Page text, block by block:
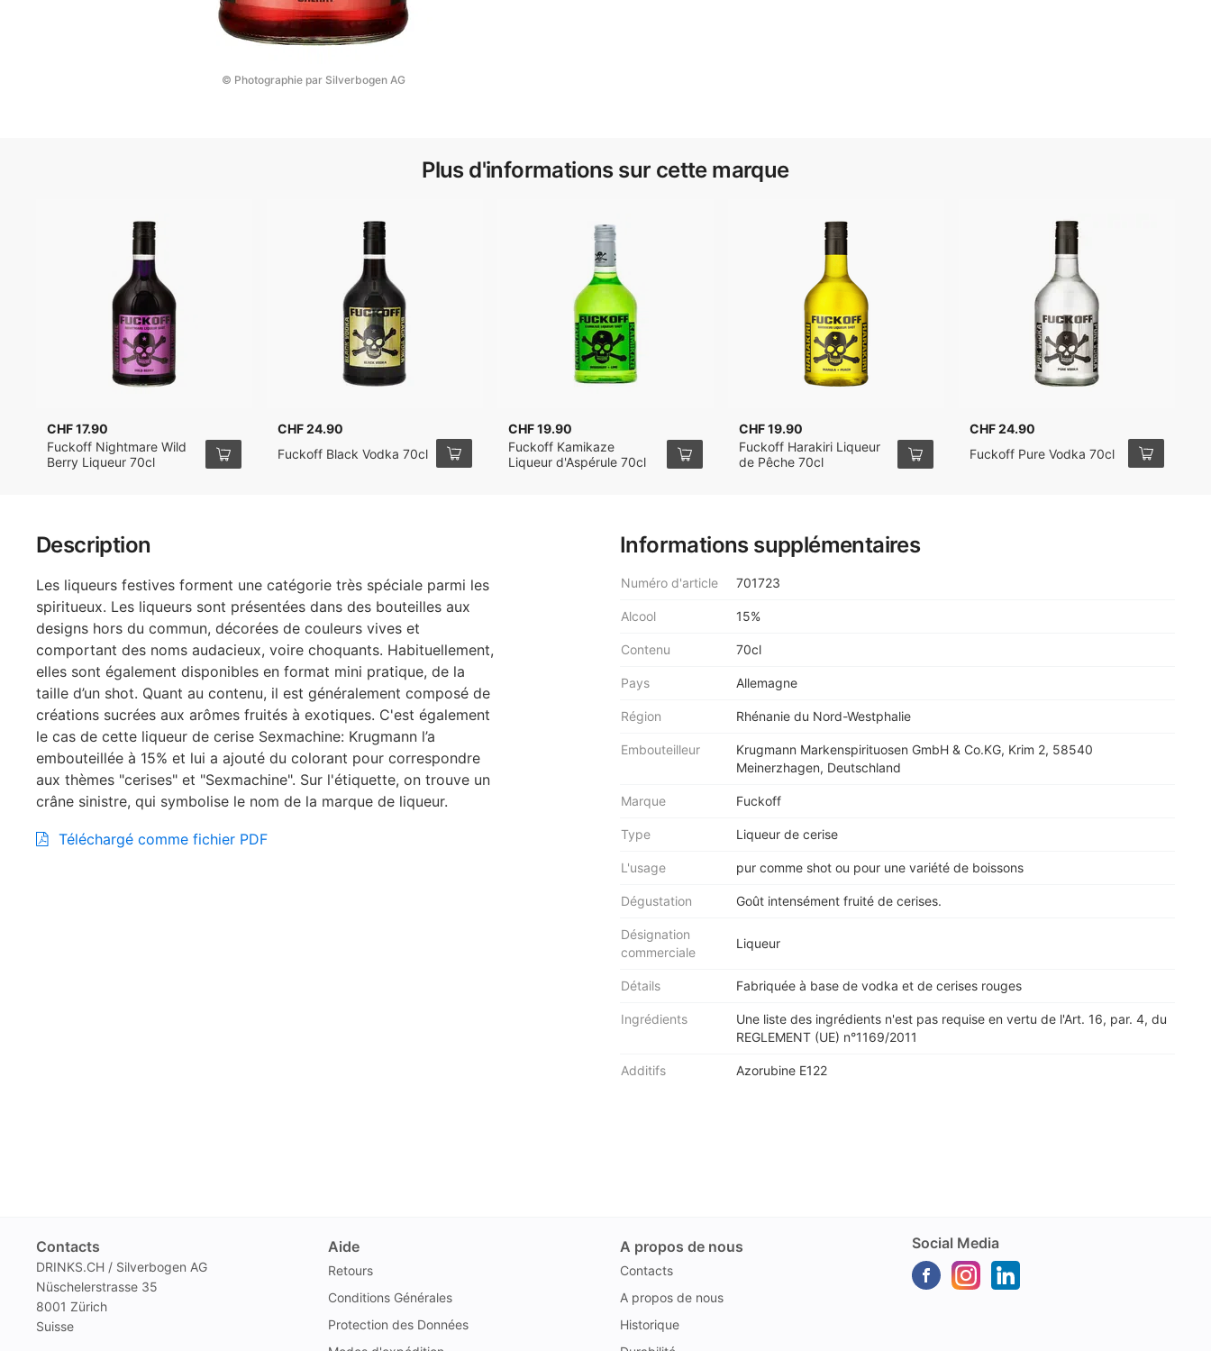
© Photographie par Silverbogen AG
Description
Les liqueurs festives forment une catégorie très spéciale parmi les
spiritueux. Les liqueurs sont présentées dans des bouteilles aux
designs hors du commun, décorées de couleurs vives et
comportant des noms audacieux, voire choquants. Habituellement,
elles sont également disponibles en format mini pratique, de la
taille d’un shot. Quant au contenu, il est généralement composé de
créations sucrées aux arômes fruités à exotiques. C'est également
le cas de cette liqueur de cerise Sexmachine: Krugmann l’a
embouteillée à 15% et lui a ajouté du colorant pour correspondre
aux thèmes "cerises" et "Sexmachine". Sur l'étiquette, on trouve un
crâne sinistre, qui symbolise le nom de la marque de liqueur.
Téléchargé comme fichier PDF
Informations supplémentaires
Numéro d'article 701723
Alcool 15%
Contenu 70cl
Pays Allemagne
Région Rhénanie du Nord-Westphalie
Embouteilleur
Krugmann Markenspirituosen GmbH & Co.KG, Krim 2, 58540
Meinerzhagen, Deutschland
Marque Fuckoff
Type Liqueur de cerise
L'usage pur comme shot ou pour une variété de boissons
Dégustation Goût intensément fruité de cerises.
Désignation
commerciale
Liqueur
Détails Fabriquée à base de vodka et de cerises rouges
Ingrédients
Une liste des ingrédients n'est pas requise en vertu de l'Art. 16, par. 4, du
REGLEMENT (UE) n°1169/2011
Additifs Azorubine E122
Plus d'informations sur cette marque
CHF 17.90
Fuckoff Nightmare Wild
Berry Liqueur 70cl
CHF 24.90
Fuckoff Black Vodka 70cl
CHF 19.90
Fuckoff Kamikaze
Liqueur d'Aspérule 70cl
CHF 19.90
Fuckoff Harakiri Liqueur
de Pêche 70cl
CHF 24.90
Fuckoff Pure Vodka 70cl
Contacts
DRINKS.CH / Silverbogen AG
Nüschelerstrasse 35
8001 Zürich
Suisse
Aide
Retours
Conditions Générales
Protection des Données
A propos de nous
Contacts
A propos de nous
Historique
Social Media